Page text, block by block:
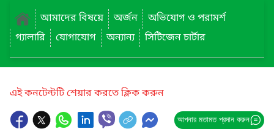
আমাদের বিষয়ে
অর্জন
অভিযোগ ও পরামর্শ
গ্যালারি
যোগাযোগ অন্যান্য সিটিজেন চার্টার
এই কনটেন্টটি শেয়ার করতে ক্লিক করুন
আপনার মতামত প্রদান করুন